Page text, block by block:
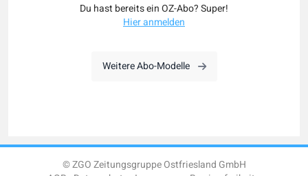
Du hast bereits ein OZ-Abo? Super!
Hier anmelden
Weitere Abo-Modelle
© ZGO Zeitungsgruppe Ostfriesland GmbH